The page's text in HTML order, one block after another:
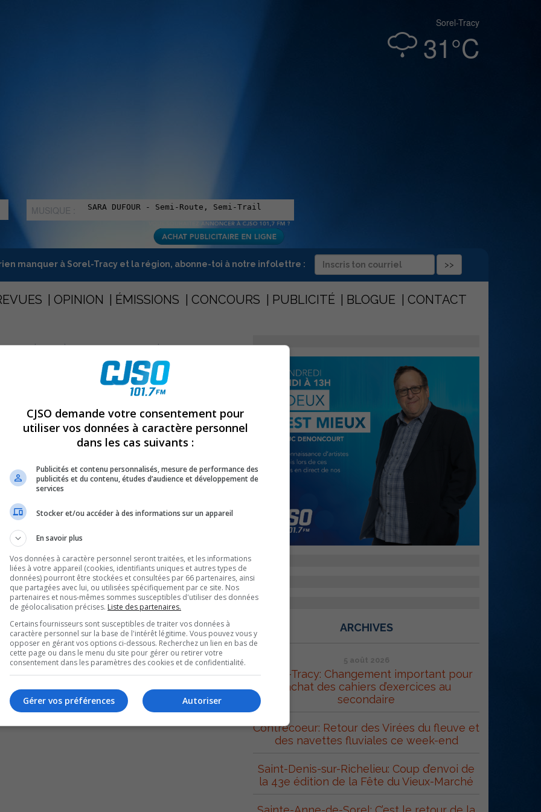
Sorel-Tracy
31°C
MUSIQUE :
manquer à Sorel-Tracy et la région, abonne-toi à notre infolettre :
OPINION ÉMISSIONS CONCOURS PUBLICITÉ BLOGUE CONTACT
COUPÉ JUSQU’À 11 H CE MATIN POUR LES RÉSIDENTS DU CHEMIN ST-
est coupé jusqu’à 11 h ce matin
Roch entre le boulevard des
chemin Saint-Roch, secteur Tracy aujourd’hui. Ces
en eau potable depuis 5 h et jusqu’à 11 h ce matin
des Érables et la rue Antaya.
subir une baisse de pression ou de l’eau jaune ou
faire couler l’eau froide quelques minutes une fois
ou rouillée.
ARCHIVES
5 août 2026
Sorel-Tracy: Changement important pour
l’achat des cahiers d’exercices au
secondaire
Contrecoeur: Retour des Virées du fleuve et
des navettes fluviales ce week-end
Saint-Denis-sur-Richelieu: Coup d’envoi de
la 43e édition de la Fête du Vieux-Marché
CJSO demande votre consentement pour
utiliser vos données à caractère personnel
dans les cas suivants :
Publicités et contenu personnalisés, mesure de performance des
publicités et du contenu, études d’audience et développement de
services
Stocker et/ou accéder à des informations sur un appareil
En savoir plus
Vos données à caractère personnel seront traitées, et les informations
liées à votre appareil (cookies, identifiants uniques et autres types de
données) pourront être stockées et consultées par 66 partenaires, ainsi
que partagées avec lui, ou utilisées spécifiquement par ce site. Nos
partenaires et nous-mêmes sommes susceptibles d'utiliser des données
de géolocalisation précises. Liste des partenaires.
Certains fournisseurs sont susceptibles de traiter vos données à
caractère personnel sur la base de l'intérêt légitime. Vous pouvez vous y
opposer en gérant vos options ci-dessous. Recherchez un lien en bas de
cette page ou dans le menu du site pour gérer ou retirer votre
consentement dans les paramètres des cookies et de confidentialité.
Autoriser
Gérer vos préférences